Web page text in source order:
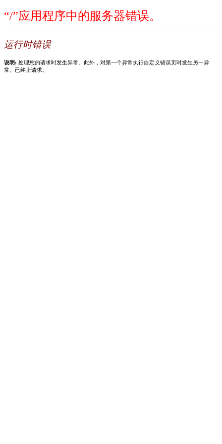
“/”应用程序中的服务器错误。
运行时错误
说明: 处理您的请求时发生异常。此外，对第一个异常执行自定义错误页时发生另一异
常。已终止请求。